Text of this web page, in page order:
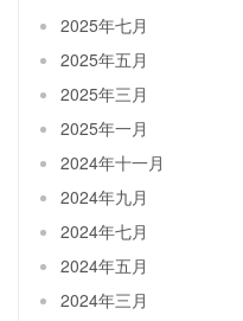
2025年七月
2025年五月
2025年三月
2025年一月
2024年十一月
2024年九月
2024年七月
2024年五月
2024年三月